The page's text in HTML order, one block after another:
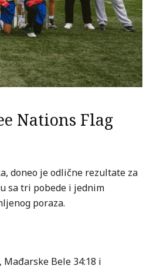
Nations Flag
doneo je odlične rezultate za
sa tri pobede i jednim
poraza.
Bele 34:18 i